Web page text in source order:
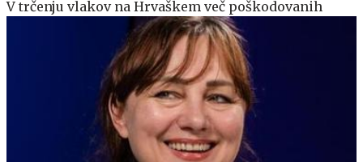
V trčenju vlakov na Hrvaškem več poškodovanih